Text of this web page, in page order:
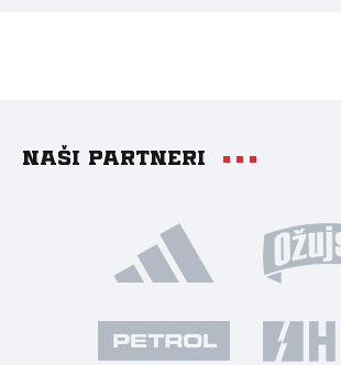
Naši partneri